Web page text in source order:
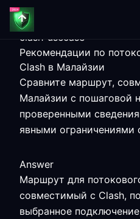
clash-usecase
Рекомендации по
Clash в Малайзии
Сравните маршрут,
Малайзии с пошаговой
проверенными
явными ограничениями
Answer
Маршрут для
совместимый с Clash,
выбранное